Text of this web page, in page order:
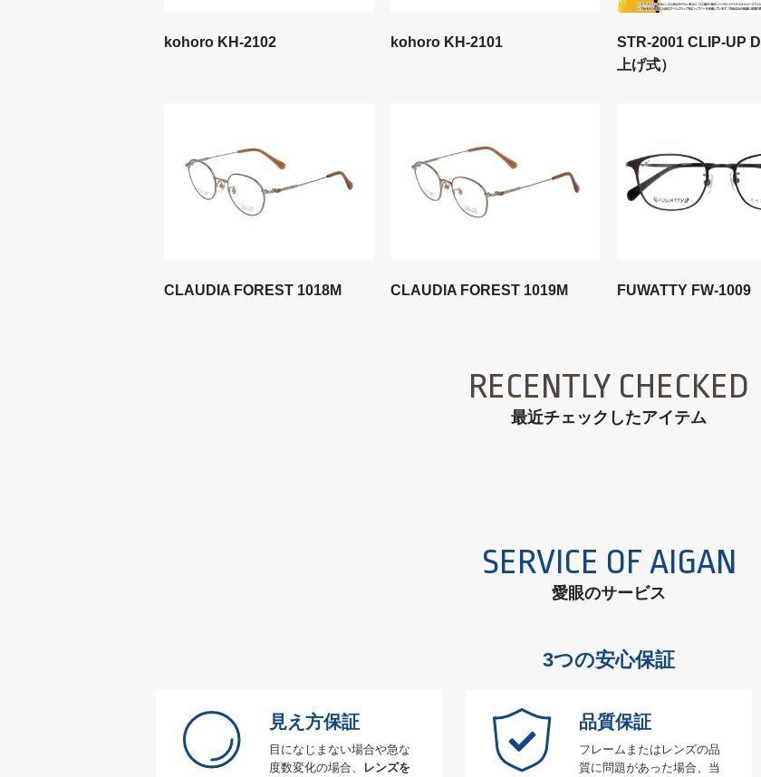
kohoro KH-2102 kohoro KH-2101
STR-2001 CLIP-UP
上げ式）
CLAUDIA FOREST 1018M CLAUDIA FOREST 1019M FUWATTY FW-1009
RECENTLY CHECKED
最近チェックしたアイテム
SERVICE OF AIGAN
愛眼のサービス
3つの安心保証
見え方保証
目になじまない場合や急な
度数変化の場合、
レンズを
品質保証
フレームまたはレンズの品
質に問題があった場合、当